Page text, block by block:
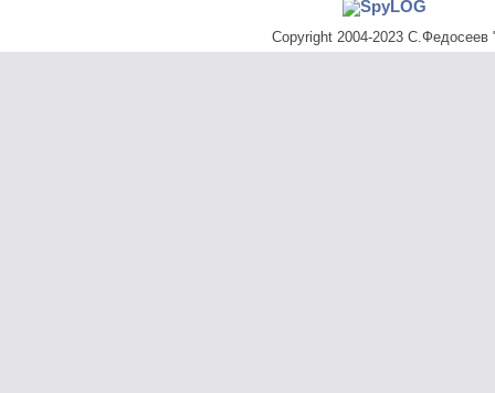
Copyright 2004-2023 С.Федосеев